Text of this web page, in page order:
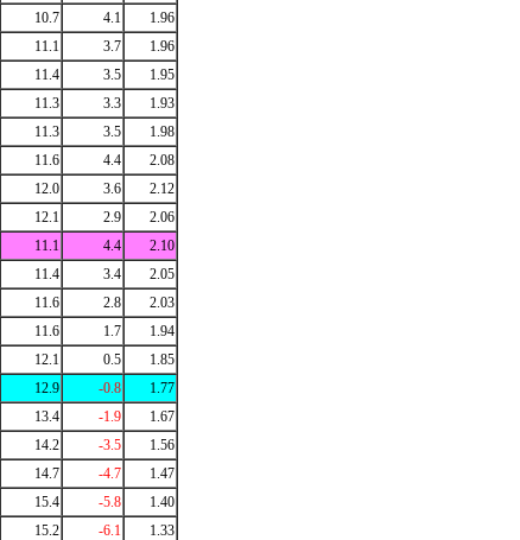
10.7 4.1
1.96
11.1 3.7
1.96
11.4 3.5
1.95
11.3 3.3
1.93
11.3 3.5
1.98
11.6 4.4
2.08
12.0 3.6
2.12
12.1 2.9
2.06
11.1 4.4
2.10
11.4 3.4
2.05
11.6 2.8
2.03
11.6 1.7
1.94
12.1 0.5
1.85
12.9 -0.8
1.77
13.4 -1.9
1.67
14.2 -3.5
1.56
14.7 -4.7
1.47
15.4 -5.8
1.40
15.2 -6.1
1.33